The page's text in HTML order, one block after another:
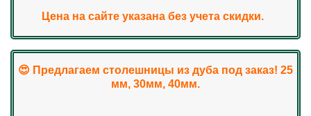
Цена на сайте указана без учета скидки.
😍 Предлагаем столешницы из дуба под заказ! 25
мм, 30мм, 40мм.